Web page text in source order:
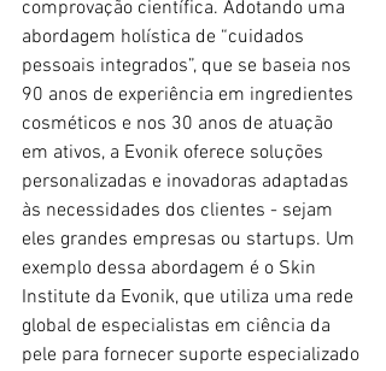
comprovação científica. Adotando uma
abordagem holística de “cuidados
pessoais integrados”, que se baseia nos
90 anos de experiência em ingredientes
cosméticos e nos 30 anos de atuação
em ativos, a Evonik oferece soluções
personalizadas e inovadoras adaptadas
às necessidades dos clientes - sejam
eles grandes empresas ou startups. Um
exemplo dessa abordagem é o Skin
Institute da Evonik, que utiliza uma rede
global de especialistas em ciência da
pele para fornecer suporte especializado